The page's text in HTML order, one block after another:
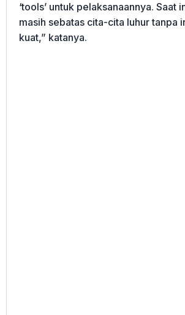
‘tools’ untuk pelaksanaannya. Saat
masih sebatas cita-cita luhur tanpa
kuat,” katanya.